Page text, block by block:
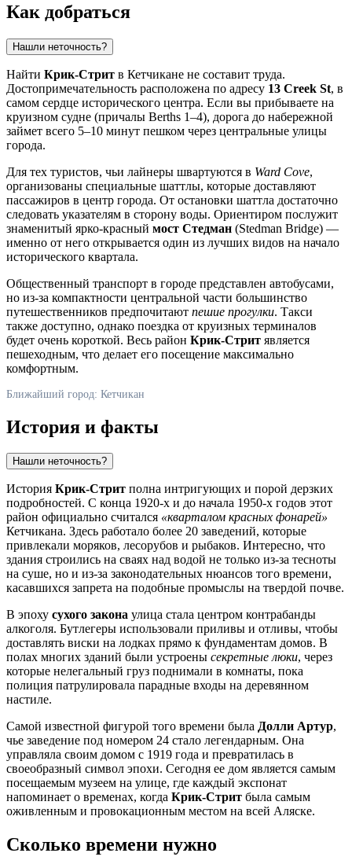
Как добраться
Нашли неточность?
Найти Крик-Стрит в Кетчикане не составит труда.
Достопримечательность расположена по адресу 13 Creek St, в
самом сердце исторического центра. Если вы прибываете на
круизном судне (причалы Berths 1–4), дорога до набережной
займет всего 5–10 минут пешком через центральные улицы
города.
Для тех туристов, чьи лайнеры швартуются в Ward Cove,
организованы специальные шаттлы, которые доставляют
пассажиров в центр города. От остановки шаттла достаточно
следовать указателям в сторону воды. Ориентиром послужит
знаменитый ярко-красный мост Стедман (Stedman Bridge) —
именно от него открывается один из лучших видов на начало
исторического квартала.
Общественный транспорт в городе представлен автобусами,
но из-за компактности центральной части большинство
путешественников предпочитают пешие прогулки. Такси
также доступно, однако поездка от круизных терминалов
будет очень короткой. Весь район Крик-Стрит является
пешеходным, что делает его посещение максимально
комфортным.
Ближайший город: Кетчикан
История и факты
Нашли неточность?
История Крик-Стрит полна интригующих и порой дерзких
подробностей. С конца 1920-х и до начала 1950-х годов этот
район официально считался «кварталом красных фонарей»
Кетчикана. Здесь работало более 20 заведений, которые
привлекали моряков, лесорубов и рыбаков. Интересно, что
здания строились на сваях над водой не только из-за тесноты
на суше, но и из-за законодательных нюансов того времени,
касавшихся запрета на подобные промыслы на твердой почве.
В эпоху сухого закона улица стала центром контрабанды
алкоголя. Бутлегеры использовали приливы и отливы, чтобы
доставлять виски на лодках прямо к фундаментам домов. В
полах многих зданий были устроены секретные люки, через
которые нелегальный груз поднимали в комнаты, пока
полиция патрулировала парадные входы на деревянном
настиле.
Самой известной фигурой того времени была Долли Артур,
чье заведение под номером 24 стало легендарным. Она
управляла своим домом с 1919 года и превратилась в
своеобразный символ эпохи. Сегодня ее дом является самым
посещаемым музеем на улице, где каждый экспонат
напоминает о временах, когда Крик-Стрит была самым
оживленным и провокационным местом на всей Аляске.
Сколько времени нужно